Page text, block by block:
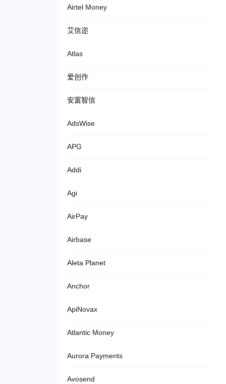
Airtel Money
艾信迩
Atlas
爱创作
安富智信
AdsWise
APG
Addi
Agi
AirPay
Airbase
Aleta Planet
Anchor
ApiNovax
Atlantic Money
Aurora Payments
Avosend